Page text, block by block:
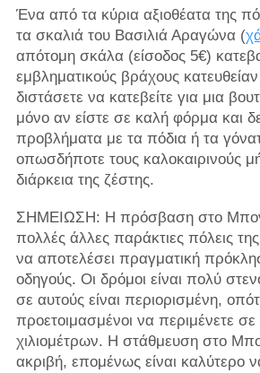
Ένα από τα κύρια αξιοθέατα της
τα σκαλιά του Βασιλιά Αραγώνα (
απότομη σκάλα (είσοδος 5€)
εμβληματικούς βράχους
διστάσετε να κατεβείτε για μια
μόνο αν είστε σε καλή φόρμα και
προβλήματα με τα πόδια ή τα
οπωσδήποτε τους καλοκαιρινούς
διάρκεια της ζέστης.
ΣΗΜΕΙΩΣΗ: Η πρόσβαση στο
πολλές άλλες παράκτιες πόλεις
να αποτελέσει πραγματική
οδηγούς. Οι δρόμοι είναι πολύ
σε αυτούς είναι περιορισμένη,
προετοιμασμένοι να περιμένετε σε
χιλιομέτρων. Η στάθμευση στο
ακριβή, επομένως είναι καλύτερο